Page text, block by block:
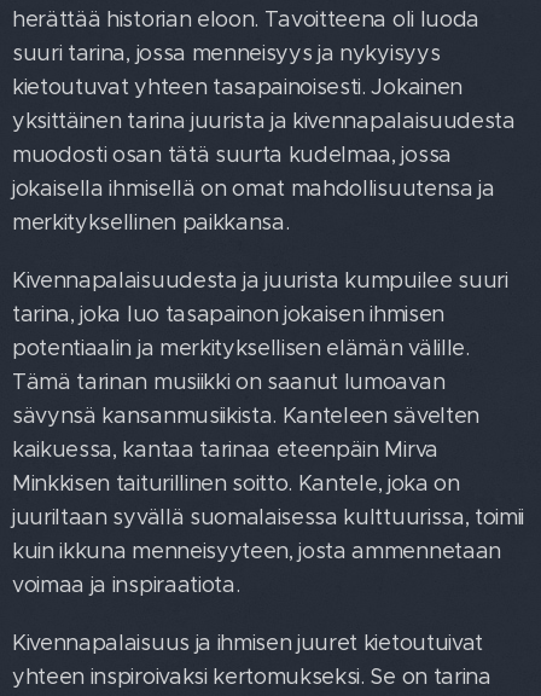
herättää historian eloon. Tavoitteena oli luoda
suuri tarina, jossa menneisyys ja nykyisyys
kietoutuvat yhteen tasapainoisesti. Jokainen
yksittäinen tarina juurista ja kivennapalaisuudesta
muodosti osan tätä suurta kudelmaa, jossa
jokaisella ihmisellä on omat mahdollisuutensa ja
merkityksellinen paikkansa.
Kivennapalaisuudesta ja juurista kumpuilee suuri
tarina, joka luo tasapainon jokaisen ihmisen
potentiaalin ja merkityksellisen elämän välille.
Tämä tarinan musiikki on saanut lumoavan
sävynsä kansanmusiikista. Kanteleen sävelten
kaikuessa, kantaa tarinaa eteenpäin Mirva
Minkkisen taiturillinen soitto. Kantele, joka on
juuriltaan syvällä suomalaisessa kulttuurissa, toimii
kuin ikkuna menneisyyteen, josta ammennetaan
voimaa ja inspiraatiota.
Kivennapalaisuus ja ihmisen juuret kietoutuivat
yhteen inspiroivaksi kertomukseksi. Se on tarina